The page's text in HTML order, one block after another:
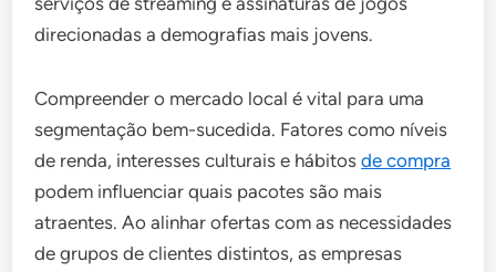
direcionadas a demografias mais jovens.
Compreender o mercado local é vital para uma
segmentação bem-sucedida. Fatores como níveis
de renda, interesses culturais e hábitosde compra
podem influenciar quais pacotes são mais
atraentes. Ao alinhar ofertas com as necessidades
de grupos de clientes distintos, as empresas